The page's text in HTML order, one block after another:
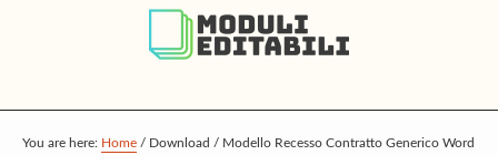
p
t
p
t
p
t
You are here: Home / Download / Modello Recesso Contratto Generico Word